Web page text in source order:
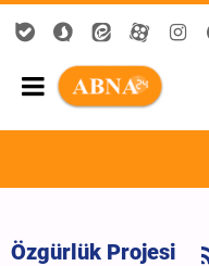
Özgürlük Projesi